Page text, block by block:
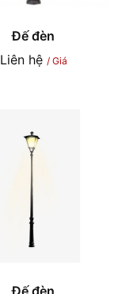
Đế đèn
Liên hệ / Giá